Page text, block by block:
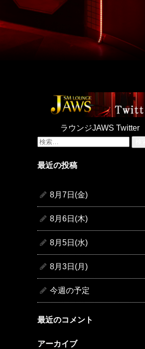
ラウンジJAWS Twitter
検
最近の投稿
8月7日(金)
8月6日(木)
8月5日(水)
8月3日(月)
今週の予定
最近のコメント
アーカイブ